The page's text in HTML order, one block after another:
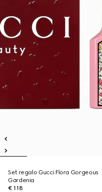
Set regalo Gucci Flora Gorgeous
Gardenia
€ 118